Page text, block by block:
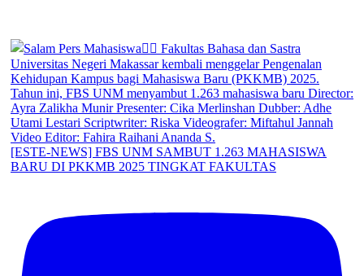
[ESTE-NEWS] FBS UNM SAMBUT 1.263 MAHASISWA
BARU DI PKKMB 2025 TINGKAT FAKULTAS